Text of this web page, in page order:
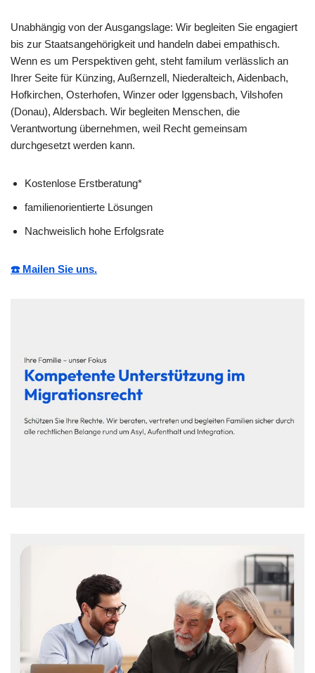
Unabhängig von der Ausgangslage: Wir begleiten Sie engagiert
bis zur Staatsangehörigkeit und handeln dabei empathisch.
Wenn es um Perspektiven geht, steht familum verlässlich an
Ihrer Seite für Künzing, Außernzell, Niederalteich, Aidenbach,
Hofkirchen, Osterhofen, Winzer oder Iggensbach, Vilshofen
(Donau), Aldersbach. Wir begleiten Menschen, die
Verantwortung übernehmen, weil Recht gemeinsam
durchgesetzt werden kann.
Kostenlose Erstberatung*
familienorientierte Lösungen
Nachweislich hohe Erfolgsrate
☎️ Mailen Sie uns.